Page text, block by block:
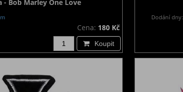
- Bob Marley One Love
Cena: 180 Kč
Koupit
Dodání dny: